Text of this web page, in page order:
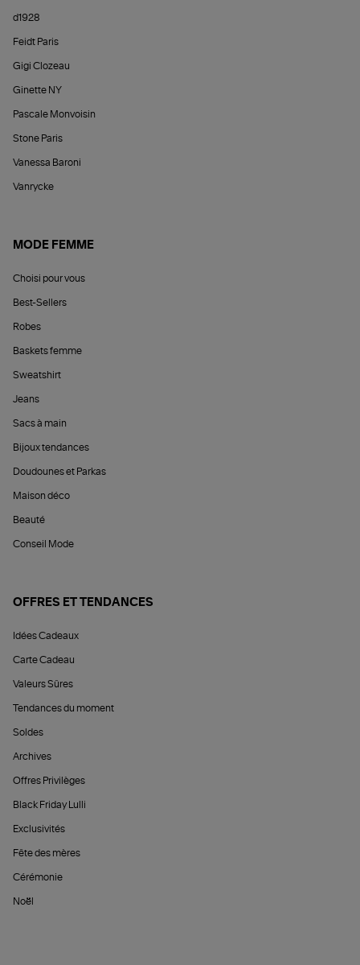
d1928
Feidt Paris
Gigi Clozeau
Ginette NY
Pascale Monvoisin
Stone Paris
Vanessa Baroni
Vanrycke
MODE FEMME
Choisi pour vous
Best-Sellers
Robes
Baskets femme
Sweatshirt
Jeans
Sacs à main
Bijoux tendances
Doudounes et Parkas
Maison déco
Beauté
Conseil Mode
OFFRES ET TENDANCES
Idées Cadeaux
Carte Cadeau
Valeurs Sûres
Tendances du moment
Soldes
Archives
Offres Privilèges
Black Friday Lulli
Exclusivités
Fête des mères
Cérémonie
Noël